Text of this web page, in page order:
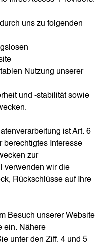
uns zu folgenden
Nutzung unserer
und -stabilität sowie
ist Art. 6
berechtigtes Interesse
zur
verwenden wir die
Rückschlüsse auf Ihre
Besuch unserer Website
ein. Nähere
unter den Ziff. 4 und 5